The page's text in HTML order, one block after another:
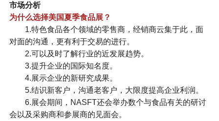
市场分析
为什么选择美国夏季食品展？
1.特色食品各个领域的零售商，经销商云集于此，面
对面的沟通，更有利于交易的进行。
2.可以及时了解行业的近发展趋势。
3.提升企业的国际知名度。
4.展示企业的新研究成果。
5.结识新客户，沟通老客户，大限度提高企业利润。
6.展会期间，NASFT还会举办数个与食品有关的研讨
会以及采购商和参展商的见面会。